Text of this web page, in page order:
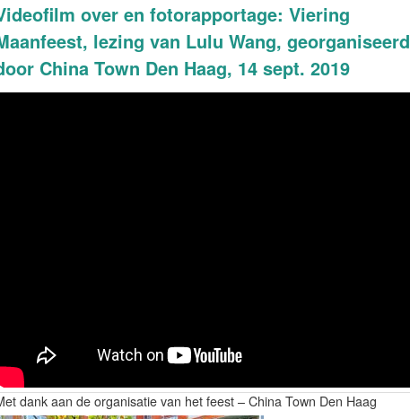
over en fotorapportage: Viering
lezing van Lulu Wang, georganiseerd
China Town Den Haag, 14 sept. 2019
dank aan de organisatie van het feest – China Town Den Haag